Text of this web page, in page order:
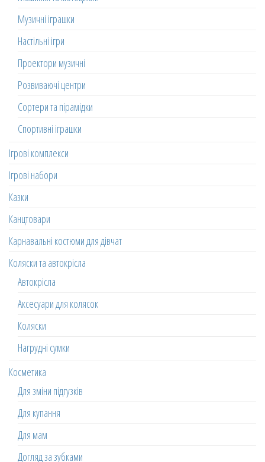
Музичні іграшки
Настільні ігри
Проектори музичні
Розвиваючі центри
Сортери та пірамідки
Спортивні іграшки
Ігрові комплекси
Ігрові набори
Казки
Канцтовари
Карнавальні костюми для дівчат
Коляски та автокрісла
Автокрісла
Аксесуари для колясок
Коляски
Нагрудні сумки
Косметика
Для зміни підгузків
Для купання
Для мам
Догляд за зубками